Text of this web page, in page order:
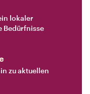
lokaler
Bedürfnisse
zu aktuellen